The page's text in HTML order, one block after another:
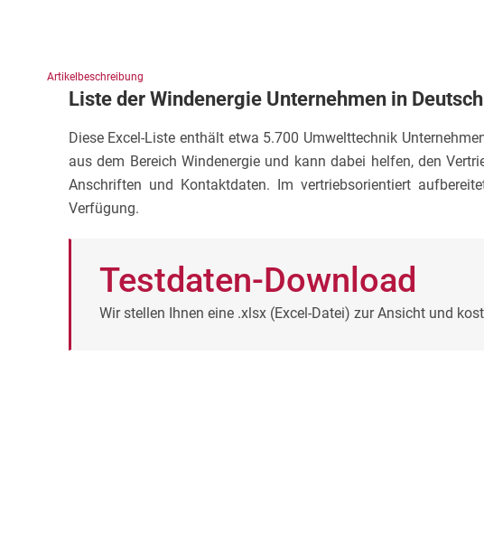
Artikelbeschreibung
Liste der Windenergie Unternehmen in
Diese Excel-Liste enthält etwa 5.700 Umwelttechnik
aus dem Bereich Windenergie und kann dabei helfen, den
Anschriften und Kontaktdaten. Im vertriebsorientiert
Verfügung.
Testdaten-Download
Wir stellen Ihnen eine .xlsx (Excel-Datei) zur Ansicht und